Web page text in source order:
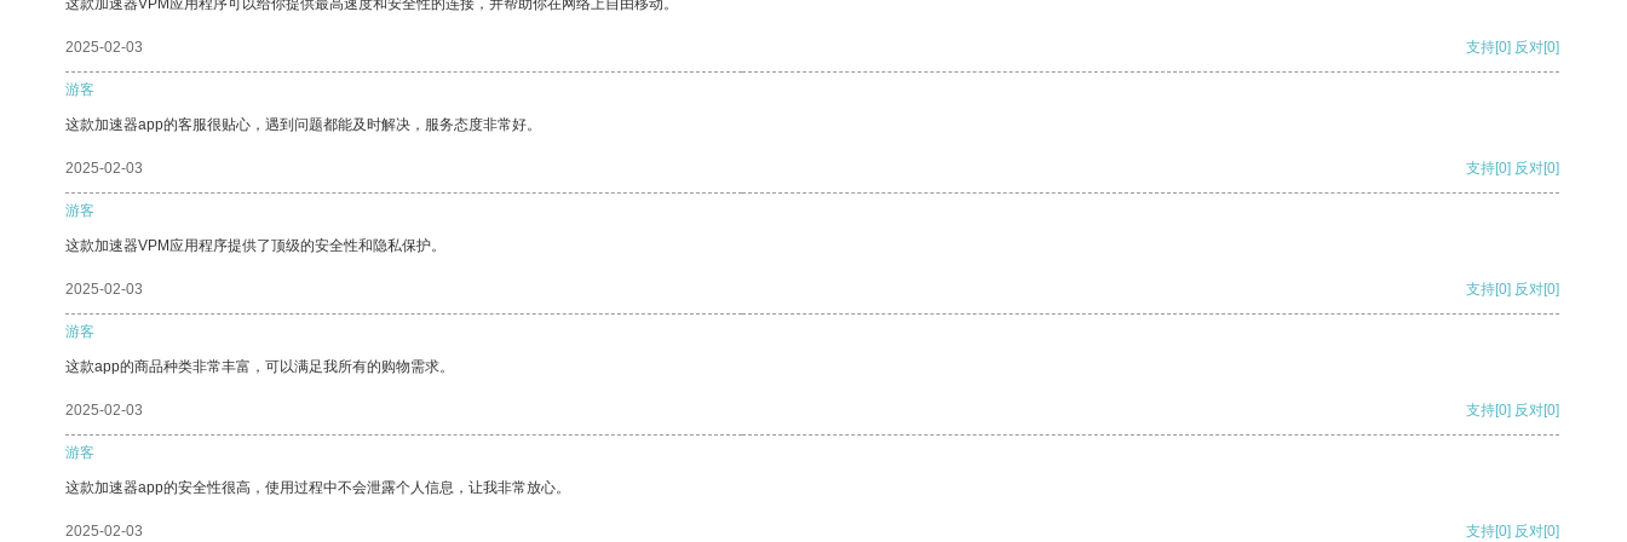
这款加速器VPM应用程序可以给你提供最高速度和安全性的连接，并帮助你在网络上自由移动。
2025-02-03 支持[0] 反对[0]
游客
这款加速器app的客服很贴心，遇到问题都能及时解决，服务态度非常好。
2025-02-03 支持[0] 反对[0]
游客
这款加速器VPM应用程序提供了顶级的安全性和隐私保护。
2025-02-03 支持[0] 反对[0]
游客
这款app的商品种类非常丰富，可以满足我所有的购物需求。
2025-02-03 支持[0] 反对[0]
游客
这款加速器app的安全性很高，使用过程中不会泄露个人信息，让我非常放心。
2025-02-03 支持[0] 反对[0]